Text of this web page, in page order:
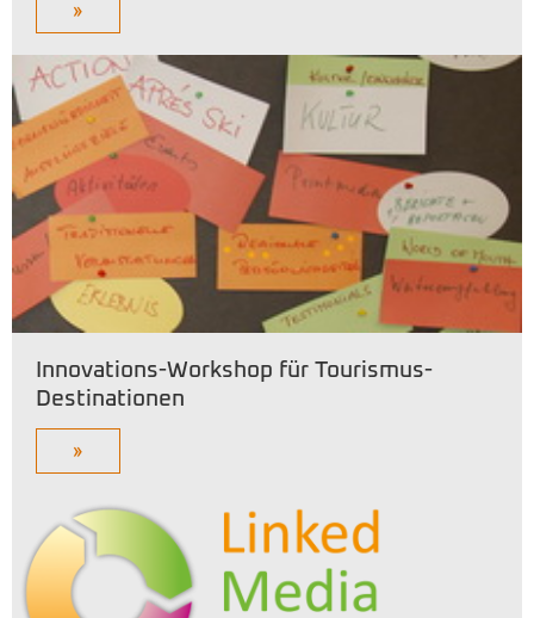
»
Innovations-Workshop für Tourismus-
Destinationen
»